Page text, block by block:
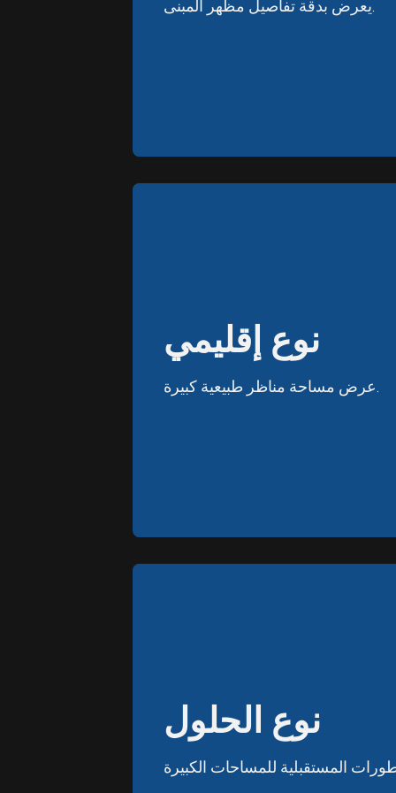
يعرض بدقة تفاصيل مظهر المبنى.يعرض بدقة تفاصيل مظهر المبنى.
نوع إقليمي
عرض مساحة مناظر طبيعية كبيرة.
نوع إقليمي
عرض مساحة مناظر طبيعية كبيرة.
نوع الحلول
نوع الحلول